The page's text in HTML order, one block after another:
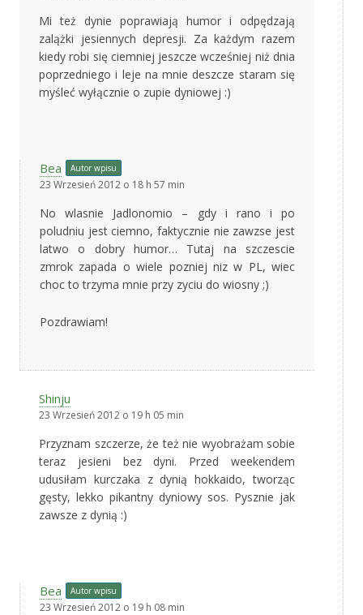
Mi też dynie poprawiają humor i odpędzają
zalążki jesiennych depresji. Za każdym razem
kiedy robi się ciemniej jeszcze wcześniej niż dnia
poprzedniego i leje na mnie deszcze staram się
myśleć wyłącznie o zupie dyniowej :)
Bea Autor wpisu
23 Wrzesień 2012 o 18 h 57 min
No wlasnie Jadlonomio – gdy i rano i po
poludniu jest ciemno, faktycznie nie zawzse jest
latwo o dobry humor… Tutaj na szczescie
zmrok zapada o wiele pozniej niz w PL, wiec
choc to trzyma mnie przy zyciu do wiosny ;)
Pozdrawiam!
Shinju
23 Wrzesień 2012 o 19 h 05 min
Przyznam szczerze, że też nie wyobrażam sobie
teraz jesieni bez dyni. Przed weekendem
udusiłam kurczaka z dynią hokkaido, tworząc
gęsty, lekko pikantny dyniowy sos. Pysznie jak
zawsze z dynią :)
Bea Autor wpisu
23 Wrzesień 2012 o 19 h 08 min